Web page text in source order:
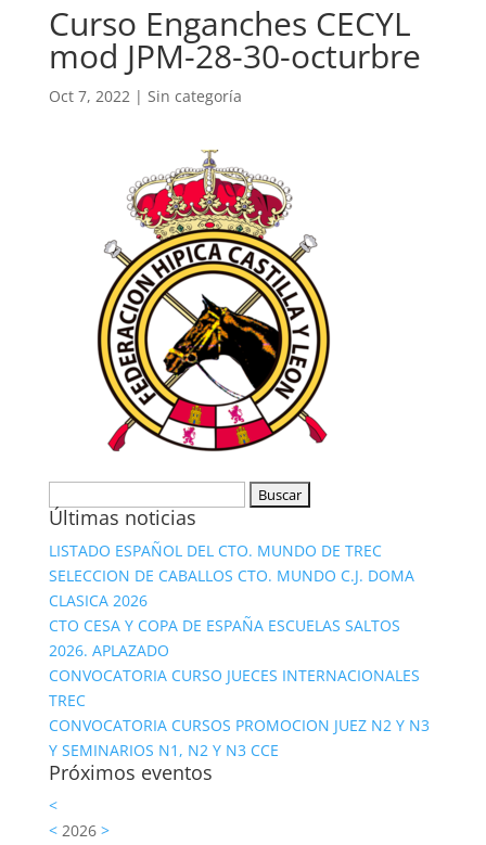
Curso Enganches CECYL
mod JPM-28-30-octurbre
Oct 7, 2022| Sin categoría
Últimas noticias
LISTADO ESPAÑOL DEL CTO. MUNDO DE TREC
SELECCION DE CABALLOS CTO. MUNDO C.J. DOMA
CLASICA 2026
CTO CESA Y COPA DE ESPAÑA ESCUELAS SALTOS
2026. APLAZADO
CONVOCATORIA CURSO JUECES INTERNACIONALES
TREC
CONVOCATORIA CURSOS PROMOCION JUEZ N2 Y N3
Y SEMINARIOS N1, N2 Y N3 CCE
Próximos eventos
<
<2026 >